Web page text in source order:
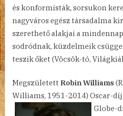
és konformisták, sorsukon
nagyváros egész társadalma
szerethető alakjai a
sodródnak, küzdelmeik
teszik őket (Vöcsök-tó,
Megszületett Robin Williams
Williams, 1951-2014) Oscar-
Globe-